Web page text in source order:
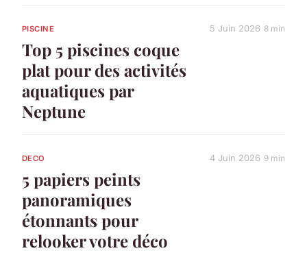
PISCINE
Top 5 piscines coque
plat pour des activités
aquatiques par
Neptune
5 Juin 2026 8 min
DECO
5 papiers peints
panoramiques
étonnants pour
relooker votre déco
4 Juin 2026 9 min